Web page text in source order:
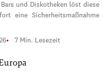
und Diskotheken löst diese
eine Sicherheitsmaßnahme
7 Min. Lesezeit